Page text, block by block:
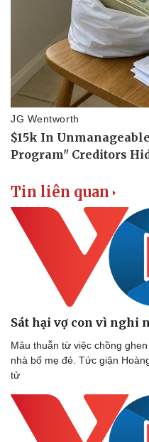
Tin liên quan
Sát hại vợ con vì nghi
Mâu thuẫn từ việc chồng
nhà bố mẹ đẻ. Tức giận
tử